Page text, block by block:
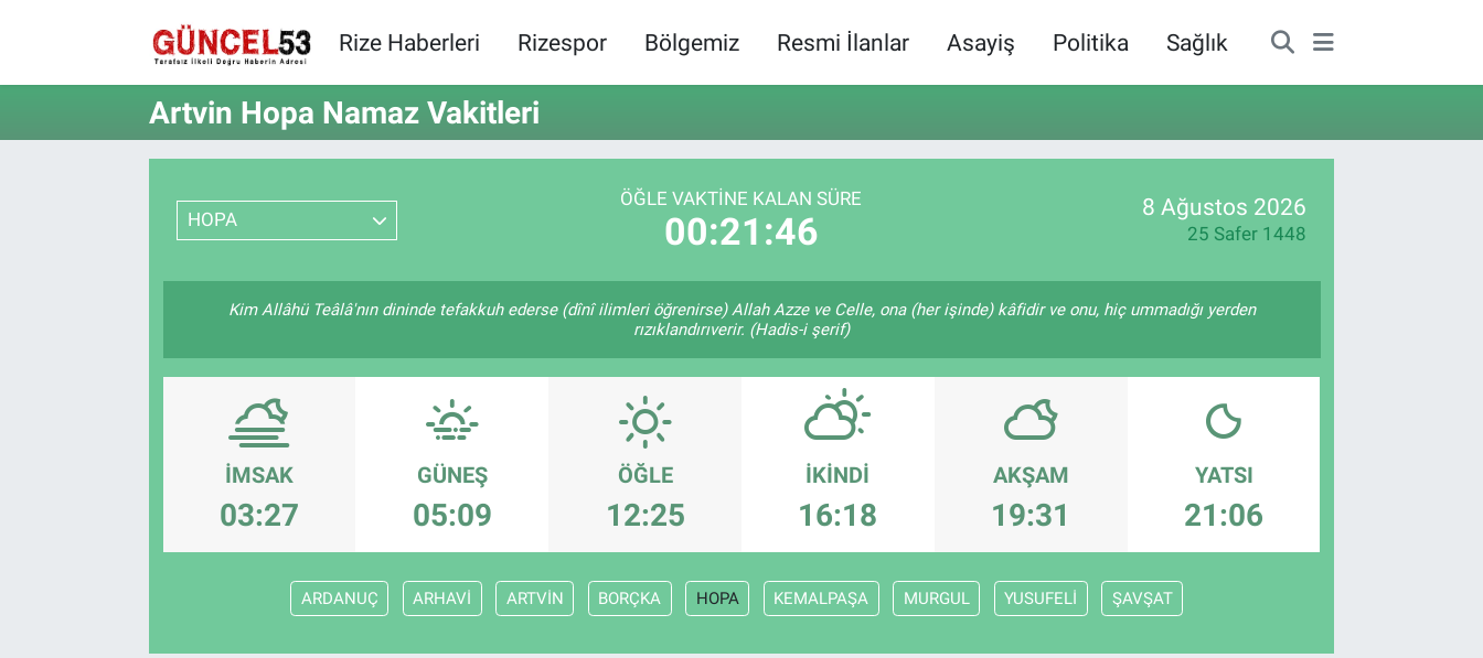
Rize Haberleri Rizespor Bölgemiz Resmi İlanlar Asayiş Politika Sağlık
Artvin Hopa Namaz Vakitleri
HOPA
ÖĞLE VAKTINE KALAN SÜRE
00:21:46
8 Ağustos 2026
25 Safer 1448
Kim Allâhü Teâlâ'nın dininde tefakkuh ederse (dînî ilimleri öğrenirse) Allah Azze ve Celle, ona (her işinde) kâfidir ve onu, hiç ummadığı yerden
rızıklandırıverir. (Hadis-i şerif)
İMSAK
03:27
GÜNEŞ
05:09
ÖĞLE
12:25
İKINDI
16:18
AKŞAM
19:31
YATSI
21:06
ARDANUÇ ARHAVİ ARTVİN BORÇKA HOPA KEMALPAŞA MURGUL YUSUFELİ ŞAVŞAT